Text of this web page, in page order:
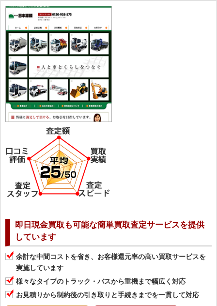
即日現金買取も可能な簡単買取査定サービスを提供
しています
余計な中間コストを省き、お客様還元率の高い買取サービスを
実施しています
様々なタイプのトラック・バスから重機まで幅広く対応
お見積りから制約後の引き取りと手続きまでを一貫して対応